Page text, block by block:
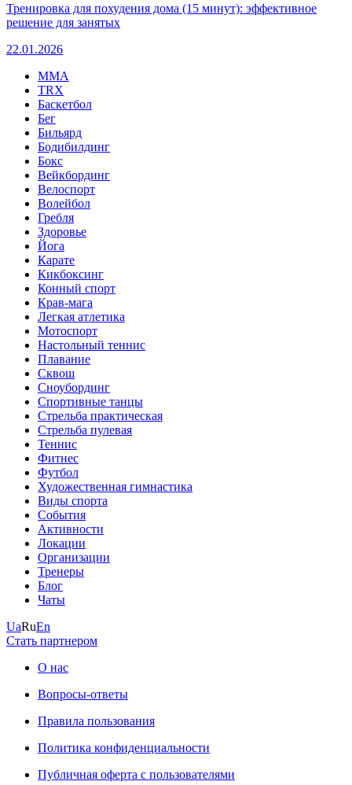
Тренировка для похудения дома (15 минут): эффективное
решение для занятых
22.01.2026
MMA
TRX
Баскетбол
Бег
Бильярд
Бодибилдинг
Бокс
Вейкбординг
Велоспорт
Волейбол
Гребля
Здоровье
Йога
Карате
Кикбоксинг
Конный спорт
Крав-мага
Легкая атлетика
Мотоспорт
Настольный теннис
Плавание
Сквош
Сноубординг
Спортивные танцы
Стрельба практическая
Стрельба пулевая
Теннис
Фитнес
Футбол
Художественная гимнастика
Виды спорта
События
Активности
Локации
Организации
Тренеры
Блог
Чаты
UaRuEn
Стать партнером
О нас
Вопросы-ответы
Правила пользования
Политика конфиденциальности
Публичная оферта с пользователями